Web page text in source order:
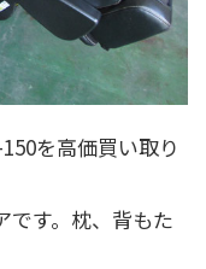
を高価買い取り
です。枕、背もた